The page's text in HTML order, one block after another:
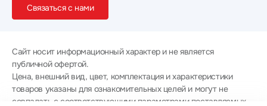
Связаться с нами
Сайт носит информационный характер и не является
публичной офертой.
Цена, внешний вид, цвет, комплектация и характеристики
товаров указаны для ознакомительных целей и могут не
совпадать с соответствующими параметрами поставляемых